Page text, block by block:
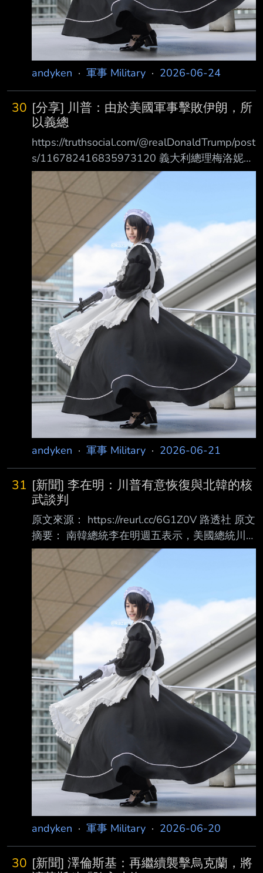
andyken · 軍事 Military · 2026-06-24
30 [分享] 川普：由於美國軍事擊敗伊朗，所
以義總
https://truthsocial.com/@realDonaldTrump/post
s/116782416835973120 義大利總理梅洛妮在
法國舉行的 G7 峰會期間，一再要求與我合照。
她目前在義大利的民意 支持度表現不佳，原因
可能是當涉及阻止伊朗取得或發展核武器時，她
選擇反對美國，而美 國是一個真正支持並保護
義大利的國家（當然，北約在這件事上的立場也
大致相同） 她甚至不願讓我們使用義大利的機
場或跑道，造成了重大的後勤不便。這還是在美
國每年投 入數千億美元協助保護義大利及其他
所謂北約盟友的情況下
andyken · 軍事 Military · 2026-06-21
31 [新聞] 李在明：川普有意恢復與北韓的核
武談判
原文來源： https://reurl.cc/6G1Z0V 路透社 原文
摘要： 南韓總統李在明週五表示，美國總統川
普已同意考慮他所提出的方案：在短期內優先阻
止北 韓核武與飛彈計畫的發展，同時將朝鮮半
島無核化維持為長期目標 李在明表示，川普在
法國舉行的七大工業國集團（G7）峰會期間向
他表示，現在是「關注北 韓問題的時候了」，
並且似乎有意恢復與北韓領導人金正恩的對話，
但對於應如何推進感到 困擾 李在明在返國後的
記者會上表示：「在不放棄無核化目標的前提
下，我說明我們應該按照短 期、中期和長期目
標逐步推進，而不是
andyken · 軍事 Military · 2026-06-20
30 [新聞] 澤倫斯基：再繼續襲擊烏克蘭，將